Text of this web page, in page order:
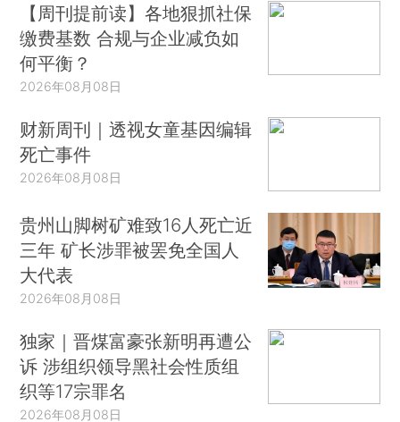
【周刊提前读】各地狠抓社保
缴费基数 合规与企业减负如
何平衡？
2026年08月08日
财新周刊｜透视女童基因编辑
死亡事件
2026年08月08日
贵州山脚树矿难致16人死亡近
三年 矿长涉罪被罢免全国人
大代表
2026年08月08日
独家｜晋煤富豪张新明再遭公
诉 涉组织领导黑社会性质组
织等17宗罪名
2026年08月08日